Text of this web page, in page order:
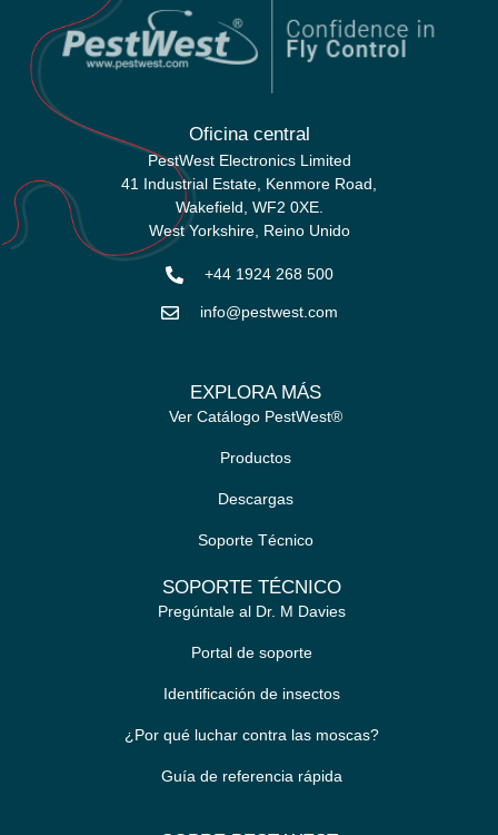
Oficina central
PestWest Electronics Limited
41 Industrial Estate, Kenmore Road,
Wakefield, WF2 0XE.
West Yorkshire, Reino Unido
+44 1924 268 500
info@pestwest.com
EXPLORA MÁS
Ver Catálogo PestWest®
Productos
Descargas
Soporte Técnico
SOPORTE TÉCNICO
Pregúntale al Dr. M Davies
Portal de soporte
Identificación de insectos
¿Por qué luchar contra las moscas?
Guía de referencia rápida